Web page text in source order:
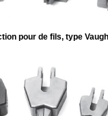
pour de fils, type